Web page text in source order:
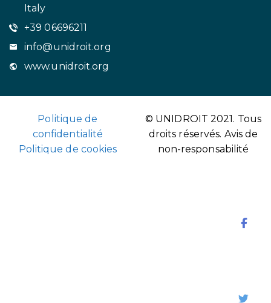
Italy
+39 06696211
info@unidroit.org
www.unidroit.org
Politique de
confidentialité
Politique de cookies
© UNIDROIT 2021. Tous
droits réservés. Avis de
non-responsabilité